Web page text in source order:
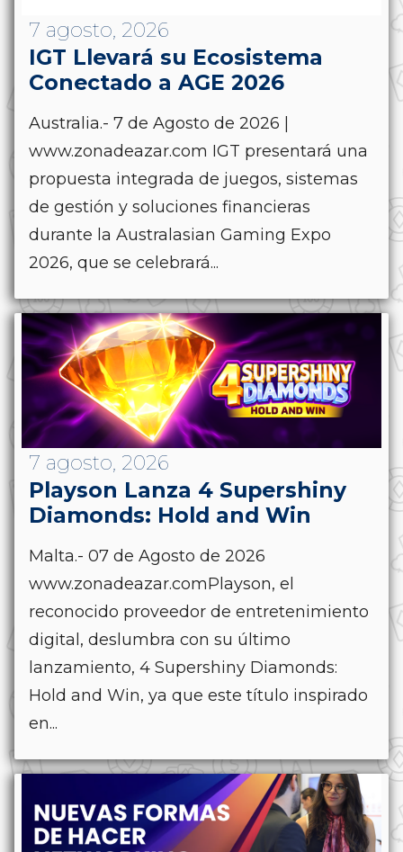
7 agosto, 2026
IGT Llevará su Ecosistema
Conectado a AGE 2026
Australia.- 7 de Agosto de 2026 |
www.zonadeazar.com IGT presentará una
propuesta integrada de juegos, sistemas
de gestión y soluciones financieras
durante la Australasian Gaming Expo
2026, que se celebrará...
7 agosto, 2026
Playson Lanza 4 Supershiny
Diamonds: Hold and Win
Malta.- 07 de Agosto de 2026
www.zonadeazar.comPlayson, el
reconocido proveedor de entretenimiento
digital, deslumbra con su último
lanzamiento, 4 Supershiny Diamonds:
Hold and Win, ya que este título inspirado
en...